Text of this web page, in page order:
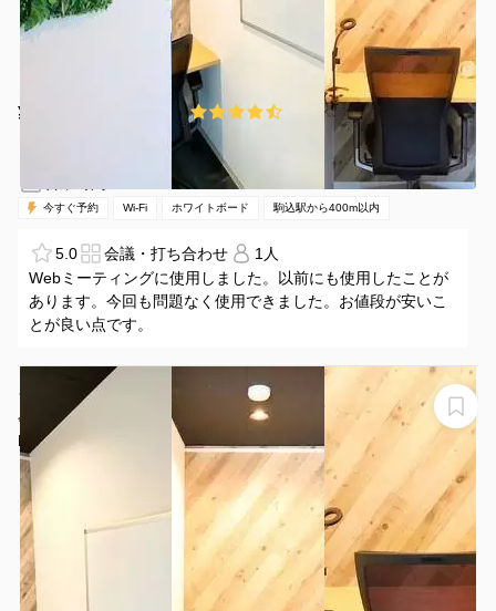
¥350 〜 ¥350 /時間
(3件)
東京都北区中里1-4-6 1名
07:00-24:00（全日）
今すぐ予約 Wi-Fi ホワイトボード 駒込駅から400m以内
5.0 会議・打ち合わせ
1人
Webミーティングに使用しました。以前にも使用したことが
あります。今回も問題なく使用できました。お値段が安いこ
とが良い点です。
★NEW★【駒込2分】ドア付き1人用個室ブース。Zoom
会議、PC作業、動画撮影、勉強等。超高速WIFI
2Gbps（A-1）
LEAD conference 駒込個室ブース A-1